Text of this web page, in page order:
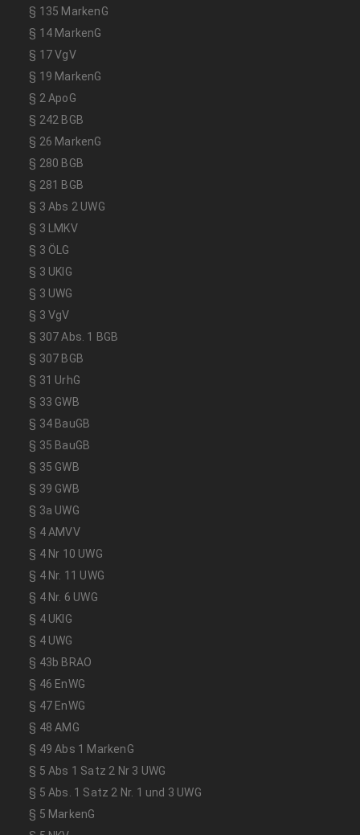
§ 135 MarkenG
§ 14 MarkenG
§ 17 VgV
§ 19 MarkenG
§ 2 ApoG
§ 242 BGB
§ 26 MarkenG
§ 280 BGB
§ 281 BGB
§ 3 Abs 2 UWG
§ 3 LMKV
§ 3 ÖLG
§ 3 UKlG
§ 3 UWG
§ 3 VgV
§ 307 Abs. 1 BGB
§ 307 BGB
§ 31 UrhG
§ 33 GWB
§ 34 BauGB
§ 35 BauGB
§ 35 GWB
§ 39 GWB
§ 3a UWG
§ 4 AMVV
§ 4 Nr 10 UWG
§ 4 Nr. 11 UWG
§ 4 Nr. 6 UWG
§ 4 UKlG
§ 4 UWG
§ 43b BRAO
§ 46 EnWG
§ 47 EnWG
§ 48 AMG
§ 49 Abs 1 MarkenG
§ 5 Abs 1 Satz 2 Nr 3 UWG
§ 5 Abs. 1 Satz 2 Nr. 1 und 3 UWG
§ 5 MarkenG